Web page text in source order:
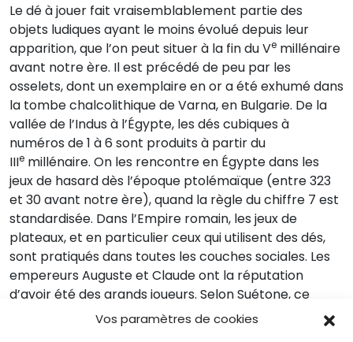
Vos paramètres de cookies
Le dé à jouer fait vraisemblablement partie des
objets ludiques ayant le moins évolué depuis leur
apparition, que l’on peut situer à la fin du Ve millénaire
avant notre ère. Il est précédé de peu par les
osselets, dont un exemplaire en or a été exhumé dans
la tombe chalcolithique de Varna, en Bulgarie. De la
vallée de l’Indus à l’Égypte, les dés cubiques à
numéros de 1 à 6 sont produits à partir du
IIIe millénaire. On les rencontre en Égypte dans les
jeux de hasard dès l’époque ptolémaïque (entre 323
et 30 avant notre ère), quand la règle du chiffre 7 est
standardisée. Dans l’Empire romain, les jeux de
plateaux, et en particulier ceux qui utilisent des dés,
sont pratiqués dans toutes les couches sociales. Les
empereurs Auguste et Claude ont la réputation
d’avoir été des grands joueurs. Selon Suétone, ce
dernier est même l’auteur d’un livre sur cet art (
Vie
, XXXIII, 5).